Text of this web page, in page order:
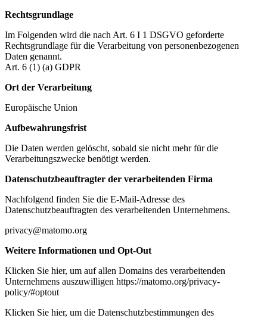
Rechtsgrundlage
Im Folgenden wird die nach Art. 6 I 1 DSGVO geforderte
Rechtsgrundlage für die Verarbeitung von personenbezogenen
Daten genannt.
Art. 6 (1) (a) GDPR
Ort der Verarbeitung
Europäische Union
Aufbewahrungsfrist
Die Daten werden gelöscht, sobald sie nicht mehr für die
Verarbeitungszwecke benötigt werden.
Datenschutzbeauftragter der verarbeitenden Firma
Nachfolgend finden Sie die E-Mail-Adresse des
Datenschutzbeauftragten des verarbeitenden Unternehmens.
privacy@matomo.org
Weitere Informationen und Opt-Out
Klicken Sie hier, um auf allen Domains des verarbeitenden
Unternehmens auszuwilligen https://matomo.org/privacy-
policy/#optout
Klicken Sie hier, um die Datenschutzbestimmungen des